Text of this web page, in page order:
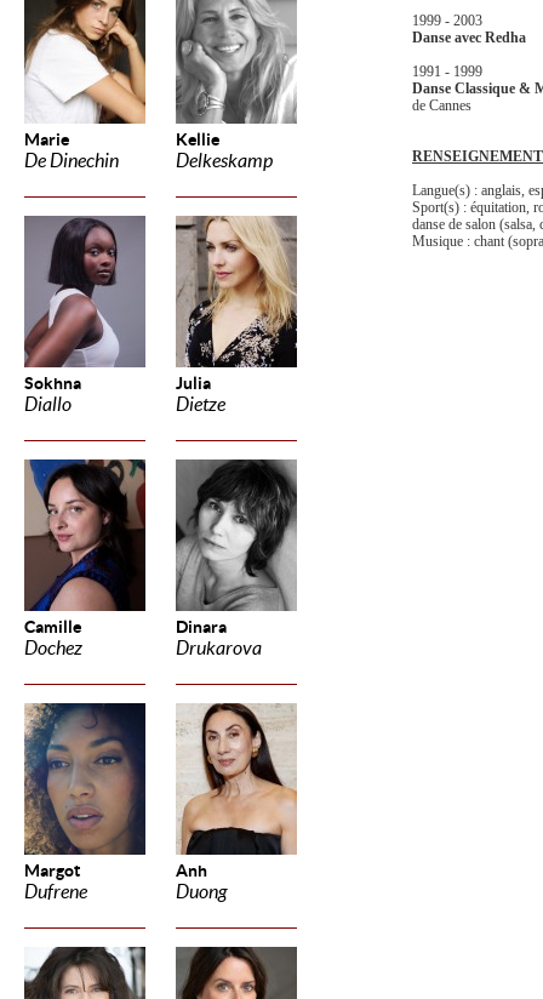
Marie
De Dinechin
Kellie
Delkeskamp
Sokhna
Diallo
Julia
Dietze
Camille
Dochez
Dinara
Drukarova
Margot
Dufrene
Anh
Duong
1999 - 2003
Danse avec Redha
1991 - 1999
Danse Classique &
de Cannes
Langue(s) : anglais,
Sport(s) : équitation,
danse de salon (salsa,
Musique : chant